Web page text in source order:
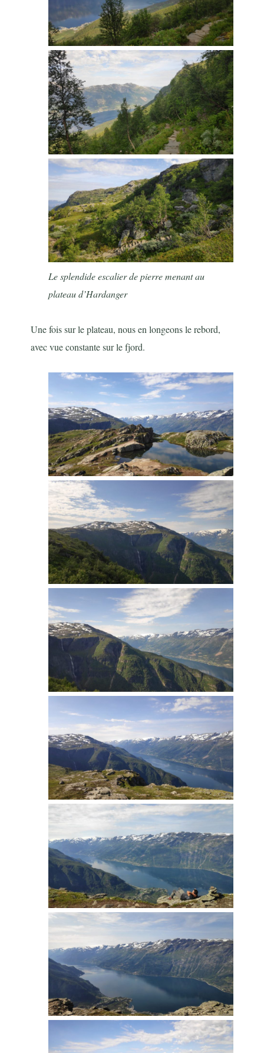
Le splendide escalier de pierre menant au
plateau d’Hardanger
Une fois sur le plateau, nous en longeons le rebord,
avec vue constante sur le fjord.